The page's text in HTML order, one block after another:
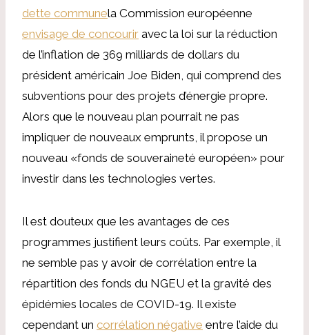
dette communela Commission européenne
envisage de concourir avec la loi sur la réduction
de l’inflation de 369 milliards de dollars du
président américain Joe Biden, qui comprend des
subventions pour des projets d’énergie propre.
Alors que le nouveau plan pourrait ne pas
impliquer de nouveaux emprunts, il propose un
nouveau «fonds de souveraineté européen» pour
investir dans les technologies vertes.
Il est douteux que les avantages de ces
programmes justifient leurs coûts. Par exemple, il
ne semble pas y avoir de corrélation entre la
répartition des fonds du NGEU et la gravité des
épidémies locales de COVID-19. Il existe
cependant un corrélation négative entre l’aide du